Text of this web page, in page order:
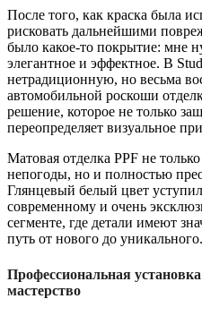
После того, как краска была
рисковать дальнейшими
было какое-то покрытие: мне
элегантное и эффектное. В
нетрадиционную, но весьма
автомобильной роскоши
решение, которое не только
переопределяет визуальное
Матовая отделка PPF не
непогоды, но и полностью
Глянцевый белый цвет
современному и очень
сегменте, где детали имеют
путь от нового до уникального.
Профессиональная
мастерство